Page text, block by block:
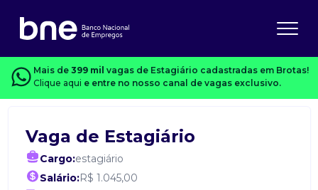
Mais de 399 mil vagas de Estagiário cadastradas em Brotas!
Clique aqui e entre no nosso canal de vagas exclusivo.
Vaga de Estagiário
Cargo:estagiário
Salário:R$ 1.045,00